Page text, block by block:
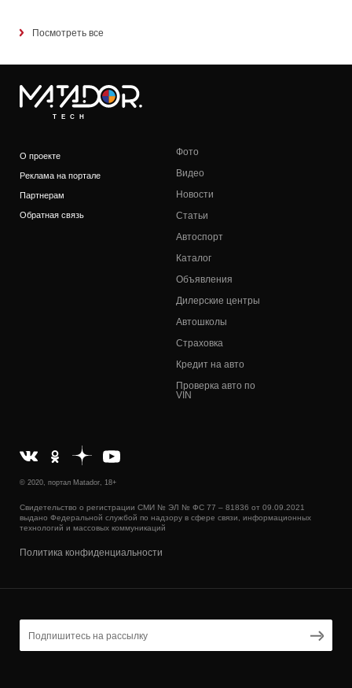
Посмотреть все
TECH
О проекте
Реклама на портале
Партнерам
Обратная связь
Фото
Видео
Новости
Статьи
Автоспорт
Каталог
Объявления
Дилерские центры
Автошколы
Страховка
Кредит на авто
Проверка авто по
VIN
© 2020, портал Matador, 18+
Свидетельство о регистрации СМИ № ЭЛ № ФС 77 – 81836 от 09.09.2021
выдано Федеральной службой по надзору в сфере связи, информационных
технологий и массовых коммуникаций
Политика конфиденциальности